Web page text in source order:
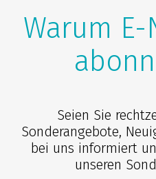
Warum
Seien Sie
Sonderangebote,
bei uns informiert
unseren